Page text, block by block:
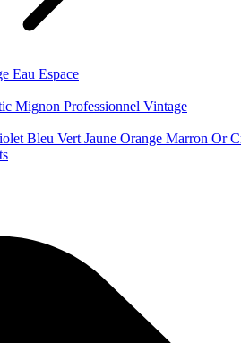
Eau Espace
Mignon Professionnel Vintage
Bleu Vert Jaune Orange Marron Or